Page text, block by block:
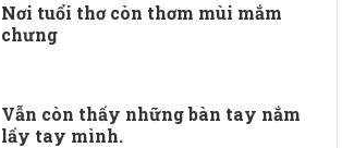
Nơi tuổi thơ còn thơm mùi mắm
chưng
Vẫn còn thấy những bàn tay nắm
lấy tay mình.